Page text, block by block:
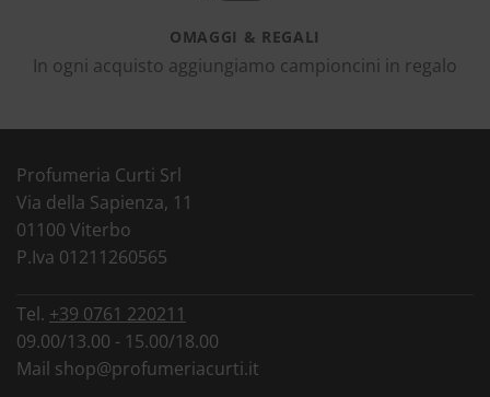
OMAGGI & REGALI
In ogni acquisto aggiungiamo campioncini in regalo
Profumeria Curti Srl
Via della Sapienza, 11
01100 Viterbo
P.Iva 01211260565
Tel. +39 0761 220211
09.00/13.00 - 15.00/18.00
Mail shop@profumeriacurti.it